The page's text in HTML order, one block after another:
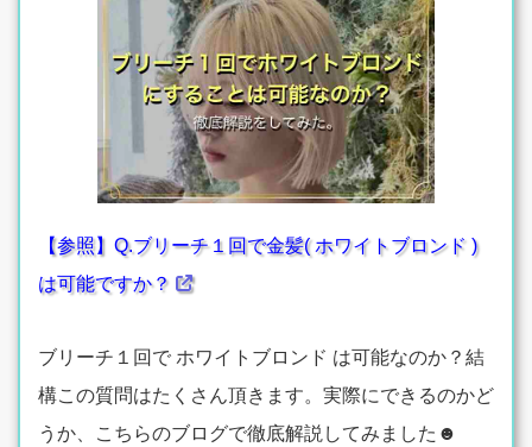
【参照】Q.ブリーチ１回で金髪( ホワイトブロンド )
は可能ですか？
ブリーチ１回で ホワイトブロンド は可能なのか？結
構この質問はたくさん頂きます。実際にできるのかど
うか、こちらのブログで徹底解説してみました☻